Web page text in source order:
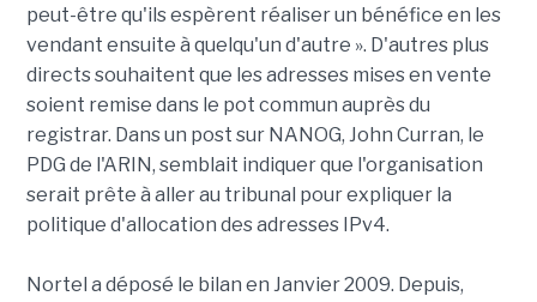
peut-être qu'ils espèrent réaliser un bénéfice en les
vendant ensuite à quelqu'un d'autre ». D'autres plus
directs souhaitent que les adresses mises en vente
soient remise dans le pot commun auprès du
registrar. Dans un post sur NANOG, John Curran, le
PDG de l'ARIN, semblait indiquer que l'organisation
serait prête à aller au tribunal pour expliquer la
politique d'allocation des adresses IPv4.
Nortel a déposé le bilan en Janvier 2009. Depuis,